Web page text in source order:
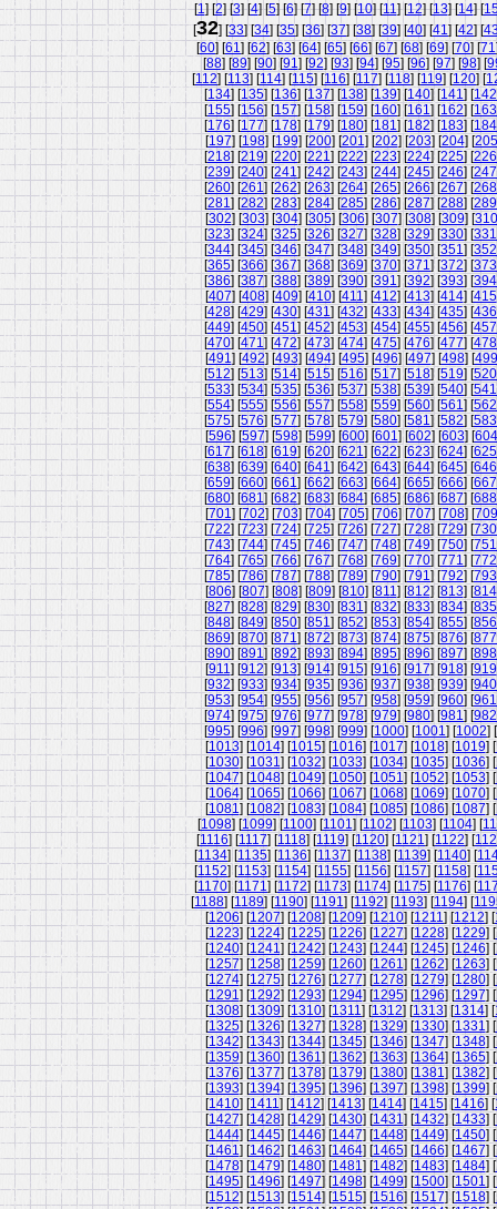
[1] [2] [3] [4] [5] [6] [7] [8] [9] [10] [11] [12] [13] [14] [
[32] [33] [34] [35] [36] [37] [38] [39] [40] [41] [42] [
[60] [61] [62] [63] [64] [65] [66] [67] [68] [69] [70] [71
[88] [89] [90] [91] [92] [93] [94] [95] [96] [97] [98] [
[112] [113] [114] [115] [116] [117] [118] [119] [120] [
[134] [135] [136] [137] [138] [139] [140] [141] [142
[155] [156] [157] [158] [159] [160] [161] [162] [163
[176] [177] [178] [179] [180] [181] [182] [183] [184
[197] [198] [199] [200] [201] [202] [203] [204] [205
[218] [219] [220] [221] [222] [223] [224] [225] [226
[239] [240] [241] [242] [243] [244] [245] [246] [247
[260] [261] [262] [263] [264] [265] [266] [267] [268
[281] [282] [283] [284] [285] [286] [287] [288] [289
[302] [303] [304] [305] [306] [307] [308] [309] [310
[323] [324] [325] [326] [327] [328] [329] [330] [331
[344] [345] [346] [347] [348] [349] [350] [351] [352
[365] [366] [367] [368] [369] [370] [371] [372] [373
[386] [387] [388] [389] [390] [391] [392] [393] [394
[407] [408] [409] [410] [411] [412] [413] [414] [415
[428] [429] [430] [431] [432] [433] [434] [435] [436
[449] [450] [451] [452] [453] [454] [455] [456] [457
[470] [471] [472] [473] [474] [475] [476] [477] [478
[491] [492] [493] [494] [495] [496] [497] [498] [499
[512] [513] [514] [515] [516] [517] [518] [519] [520
[533] [534] [535] [536] [537] [538] [539] [540] [541
[554] [555] [556] [557] [558] [559] [560] [561] [562
[575] [576] [577] [578] [579] [580] [581] [582] [583
[596] [597] [598] [599] [600] [601] [602] [603] [604
[617] [618] [619] [620] [621] [622] [623] [624] [625
[638] [639] [640] [641] [642] [643] [644] [645] [646
[659] [660] [661] [662] [663] [664] [665] [666] [667
[680] [681] [682] [683] [684] [685] [686] [687] [688
[701] [702] [703] [704] [705] [706] [707] [708] [709
[722] [723] [724] [725] [726] [727] [728] [729] [730
[743] [744] [745] [746] [747] [748] [749] [750] [751
[764] [765] [766] [767] [768] [769] [770] [771] [772
[785] [786] [787] [788] [789] [790] [791] [792] [793
[806] [807] [808] [809] [810] [811] [812] [813] [814
[827] [828] [829] [830] [831] [832] [833] [834] [835
[848] [849] [850] [851] [852] [853] [854] [855] [856
[869] [870] [871] [872] [873] [874] [875] [876] [877
[890] [891] [892] [893] [894] [895] [896] [897] [898
[911] [912] [913] [914] [915] [916] [917] [918] [919
[932] [933] [934] [935] [936] [937] [938] [939] [940
[953] [954] [955] [956] [957] [958] [959] [960] [961
[974] [975] [976] [977] [978] [979] [980] [981] [982
[995] [996] [997] [998] [999] [1000] [1001] [1002] [
[1013] [1014] [1015] [1016] [1017] [1018] [1019] [
[1030] [1031] [1032] [1033] [1034] [1035] [1036] [
[1047] [1048] [1049] [1050] [1051] [1052] [1053] [
[1064] [1065] [1066] [1067] [1068] [1069] [1070] [
[1081] [1082] [1083] [1084] [1085] [1086] [1087] [
[1098] [1099] [1100] [1101] [1102] [1103] [1104] [
[1116] [1117] [1118] [1119] [1120] [1121] [1122] [
[1134] [1135] [1136] [1137] [1138] [1139] [1140] [
[1152] [1153] [1154] [1155] [1156] [1157] [1158] [
[1170] [1171] [1172] [1173] [1174] [1175] [1176] [
[1188] [1189] [1190] [1191] [1192] [1193] [1194] [
[1206] [1207] [1208] [1209] [1210] [1211] [1212] [
[1223] [1224] [1225] [1226] [1227] [1228] [1229] [
[1240] [1241] [1242] [1243] [1244] [1245] [1246] [
[1257] [1258] [1259] [1260] [1261] [1262] [1263] [
[1274] [1275] [1276] [1277] [1278] [1279] [1280] [
[1291] [1292] [1293] [1294] [1295] [1296] [1297] [
[1308] [1309] [1310] [1311] [1312] [1313] [1314] [
[1325] [1326] [1327] [1328] [1329] [1330] [1331] [
[1342] [1343] [1344] [1345] [1346] [1347] [1348] [
[1359] [1360] [1361] [1362] [1363] [1364] [1365] [
[1376] [1377] [1378] [1379] [1380] [1381] [1382] [
[1393] [1394] [1395] [1396] [1397] [1398] [1399] [
[1410] [1411] [1412] [1413] [1414] [1415] [1416] [
[1427] [1428] [1429] [1430] [1431] [1432] [1433] [
[1444] [1445] [1446] [1447] [1448] [1449] [1450] [
[1461] [1462] [1463] [1464] [1465] [1466] [1467] [
[1478] [1479] [1480] [1481] [1482] [1483] [1484] [
[1495] [1496] [1497] [1498] [1499] [1500] [1501] [
[1512] [1513] [1514] [1515] [1516] [1517] [1518] [